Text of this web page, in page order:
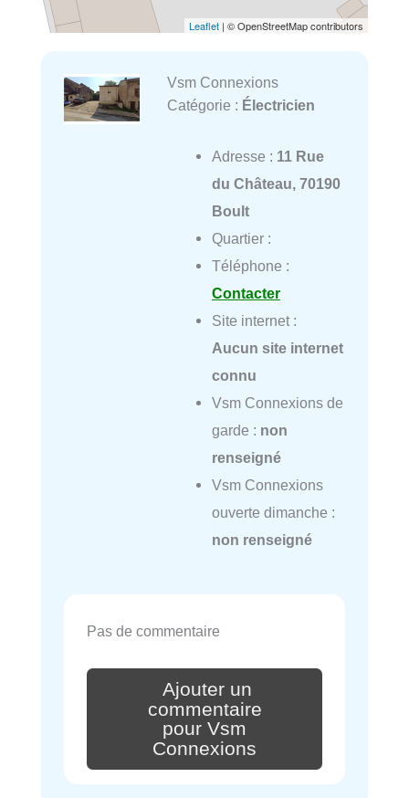
Leaflet | © OpenStreetMap contributors
Vsm Connexions
Catégorie : Électricien
Adresse : 11 Rue
du Château, 70190
Boult
Quartier :
Téléphone :
Contacter
Site internet :
Aucun site internet
connu
Vsm Connexions de
garde : non
renseigné
Vsm Connexions
ouverte dimanche :
non renseigné
Pas de commentaire
Ajouter un
commentaire
pour Vsm
Connexions